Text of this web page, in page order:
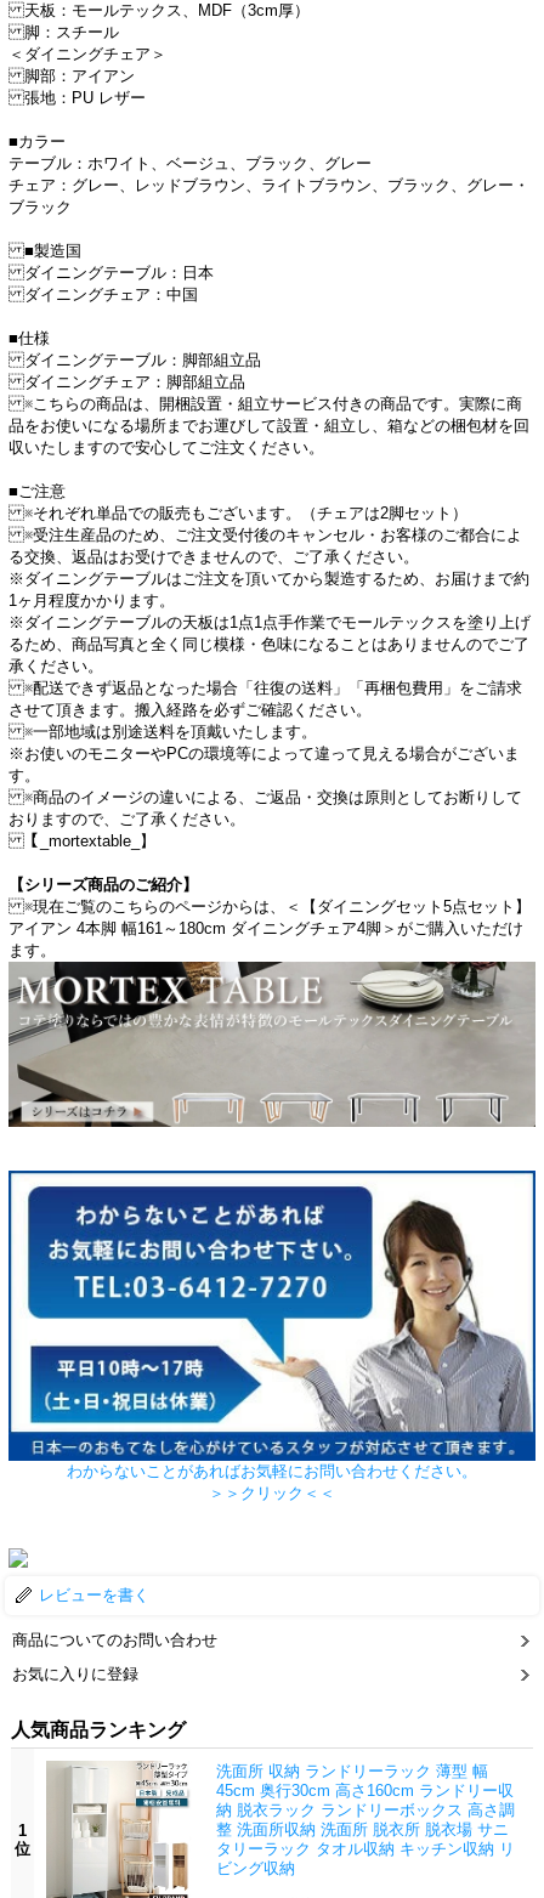
天板：モールテックス、MDF（3cm厚）
脚：スチール
＜ダイニングチェア＞
脚部：アイアン
張地：PU レザー
■カラー
テーブル：ホワイト、ベージュ、ブラック、グレー
チェア：グレー、レッドブラウン、ライトブラウン、ブラック、グレー・
ブラック
■製造国
ダイニングテーブル：日本
ダイニングチェア：中国
■仕様
ダイニングテーブル：脚部組立品
ダイニングチェア：脚部組立品
※こちらの商品は、開梱設置・組立サービス付きの商品です。実際に商
品をお使いになる場所までお運びして設置・組立し、箱などの梱包材を回
収いたしますので安心してご注文ください。
■ご注意
※それぞれ単品での販売もございます。（チェアは2脚セット）
※受注生産品のため、ご注文受付後のキャンセル・お客様のご都合によ
る交換、返品はお受けできませんので、ご了承ください。
※ダイニングテーブルはご注文を頂いてから製造するため、お届けまで約
1ヶ月程度かかります。
※ダイニングテーブルの天板は1点1点手作業でモールテックスを塗り上げ
るため、商品写真と全く同じ模様・色味になることはありませんのでご了
承ください。
※配送できず返品となった場合「往復の送料」「再梱包費用」をご請求
させて頂きます。搬入経路を必ずご確認ください。
※一部地域は別途送料を頂戴いたします。
※お使いのモニターやPCの環境等によって違って見える場合がございま
す。
※商品のイメージの違いによる、ご返品・交換は原則としてお断りして
おりますので、ご了承ください。
【_mortextable_】
【シリーズ商品のご紹介】
※現在ご覧のこちらのページからは、＜【ダイニングセット5点セット】
アイアン 4本脚 幅161～180cm ダイニングチェア4脚＞がご購入いただけ
ます。
わからないことがあればお気軽にお問い合わせください。
＞＞クリック＜＜
レビューを書く
商品についてのお問い合わせ
お気に入りに登録
人気商品ランキング
1
位
洗面所 収納 ランドリーラック 薄型 幅
45cm 奥行30cm 高さ160cm ランドリー収
納 脱衣ラック ランドリーボックス 高さ調
整 洗面所収納 洗面所 脱衣所 脱衣場 サニ
タリーラック タオル収納 キッチン収納 リ
ビング収納